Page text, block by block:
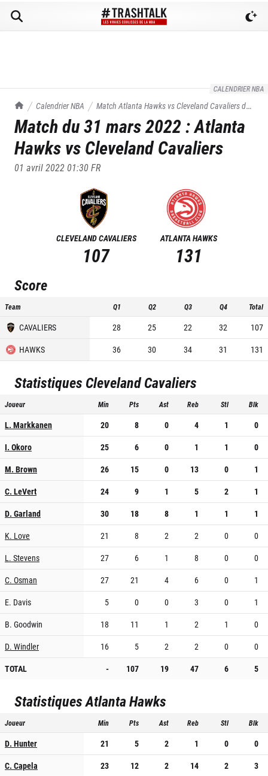
CALENDRIER NBA
TrashTalk Actu NBA
Calendrier NBA MatchAtlanta Hawks vsCleveland Cavaliersdu
31/03/2022
Match du31 mars 2022:Atlanta
Hawks vs Cleveland Cavaliers
01 avril 2022 01:30FR
CLEVELAND CAVALIERS
107
ATLANTA HAWKS
131
Score
Team Q1 Q2 Q3 Q4 Total
CAVALIERS 28 25 22 32
107
HAWKS
36 30 34 31 131
Statistiques Cleveland Cavaliers
Joueur Min Pts Ast Reb Stl Blk
L. Markkanen 20 8 0 4 1
0
I. Okoro
25 6 0 1 1
0
M. Brown
26 15 0 13 0
1
C. LeVert
24 9 1 5 2
1
D. Garland
30 18 8 1 1
1
K. Love
21 8 2 2 0
0
L. Stevens
27 6 1 8 0
0
C. Osman
27 21 4 6 0
1
E. Davis
5 0 0 3 0
1
B. Goodwin
18 11 1 2 1
0
D. Windler
16 5 2 2 0
0
TOTAL
- 107 19 47 6 5
StatistiquesAtlanta Hawks
Joueur Min Pts Ast Reb Stl Blk
D. Hunter 21 5 2 1 0
0
C. Capela
23 12 2 14 2
3